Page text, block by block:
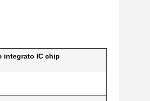
integrato IC chip